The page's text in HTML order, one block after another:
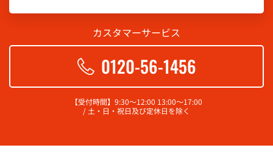
カスタマーサービス
0120-56-1456
【受付時間】9:30～12:00 13:00～17:00
/ 土・日・祝日及び定休日を除く